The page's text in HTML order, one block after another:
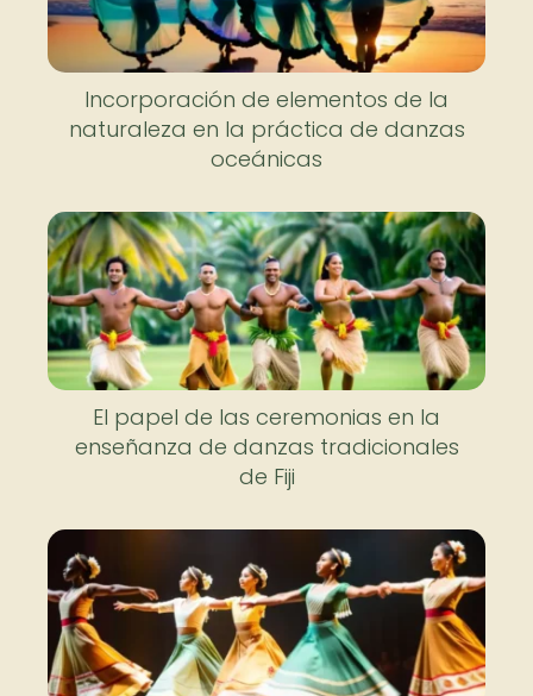
Incorporación de elementos de la
naturaleza en la práctica de danzas
oceánicas
El papel de las ceremonias en la
enseñanza de danzas tradicionales
de Fiji